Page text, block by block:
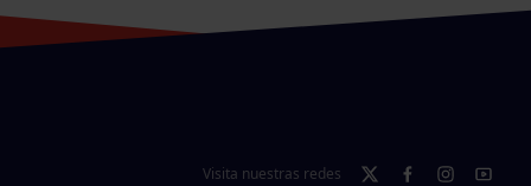
Visita nuestras redes